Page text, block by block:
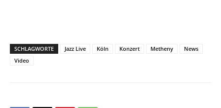
SCHLAGWORTE Jazz Live Köln Konzert Metheny
News
Video